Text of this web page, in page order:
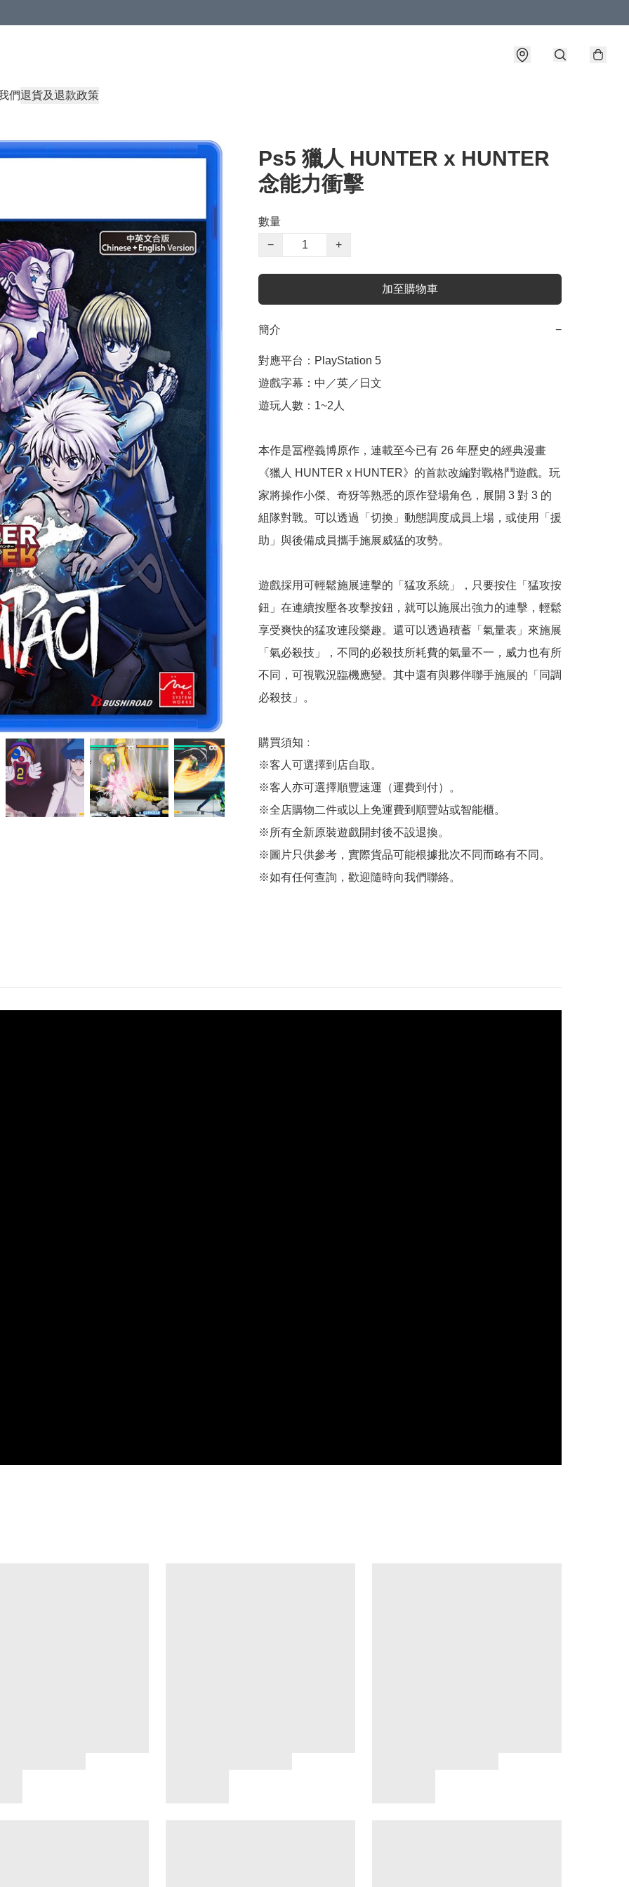
們退貨及退款政策
Ps5 獵人 HUNTER x HUNTER
念能力衝擊
數量
−
+
加至購物車
簡介 −
對應平台：PlayStation 5
遊戲字幕：中／英／日文
遊玩人數：1~2人
本作是冨樫義博原作，連載至今已有 26 年歷史的經典漫畫
《獵人 HUNTER x HUNTER》的首款改編對戰格鬥遊戲。玩
家將操作小傑、奇犽等熟悉的原作登場角色，展開 3 對 3 的
組隊對戰。可以透過「切換」動態調度成員上場，或使用「援
助」與後備成員攜手施展威猛的攻勢。
遊戲採用可輕鬆施展連擊的「猛攻系統」，只要按住「猛攻按
鈕」在連續按壓各攻擊按鈕，就可以施展出強力的連擊，輕鬆
享受爽快的猛攻連段樂趣。還可以透過積蓄「氣量表」來施展
「氣必殺技」，不同的必殺技所耗費的氣量不一，威力也有所
不同，可視戰況臨機應變。其中還有與夥伴聯手施展的「同調
必殺技」。
購買須知﹕
※客人可選擇到店自取。
※客人亦可選擇順豐速運（運費到付）。
※全店購物二件或以上免運費到順豐站或智能櫃。
※所有全新原裝遊戲開封後不設退換。
※圖片只供參考，實際貨品可能根據批次不同而略有不同。
※如有任何查詢，歡迎隨時向我們聯絡。